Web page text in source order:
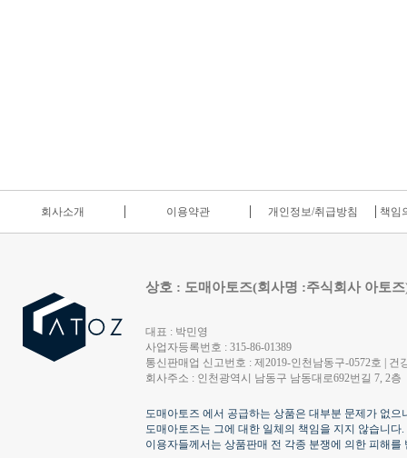
회사소개 이용약관 개인정보/취급방침 책임
상호 : 도매아토즈(회사명 :주식회사 아토
대표 : 박민영
사업자등록번호 : 315-86-01389
통신판매업 신고번호 : 제2019-인천남동구-0572호 | 건
회사주소 : 인천광역시 남동구 남동대로692번길 7, 2층
도매아토즈 에서 공급하는 상품은 대부분 문제가 없
도매아토즈는 그에 대한 일체의 책임을 지지 않습니다.
이용자들께서는 상품판매 전 각종 분쟁에 의한 피해